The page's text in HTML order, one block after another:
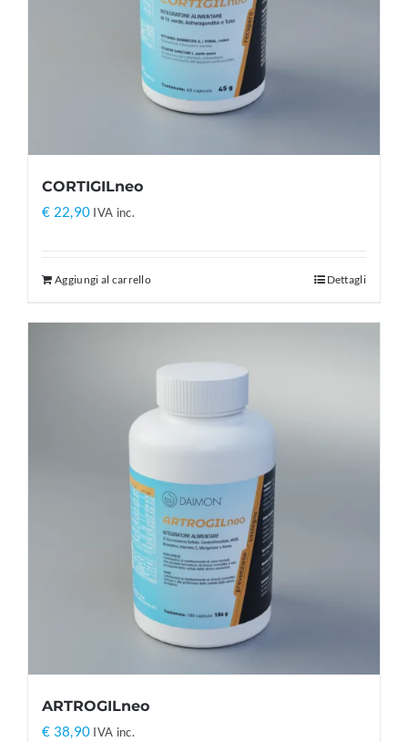
CORTIGILneo
€ 22,90 IVA inc.
Aggiungi al carrello Dettagli
ARTROGILneo
€ 38,90 IVA inc.